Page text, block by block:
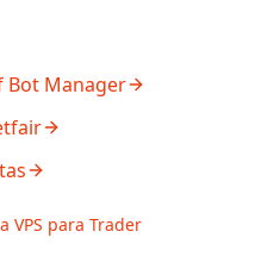
Bot Manager
VPS para Trader